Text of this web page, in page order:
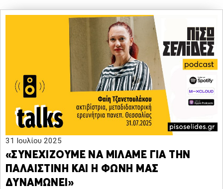
31 Ιουλίου 2025
«ΣΥΝΕΧΙΖΟΥΜΕ ΝΑ ΜΙΛΑΜΕ ΓΙΑ ΤΗΝ
ΠΑΛΑΙΣΤΙΝΗ ΚΑΙ Η ΦΩΝΗ ΜΑΣ
ΔΥΝΑΜΩΝΕΙ»